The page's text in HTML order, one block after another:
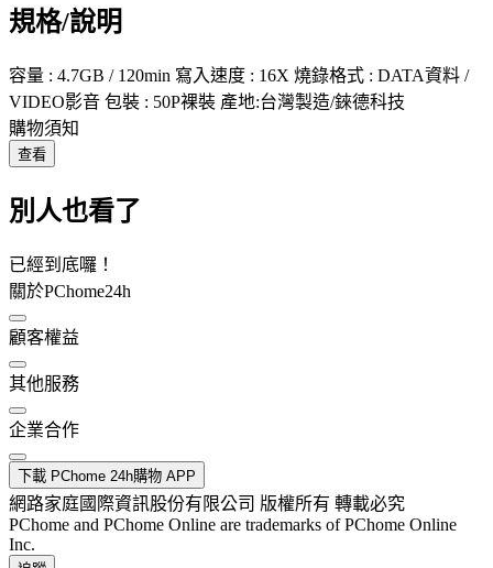
規格/說明
容量 : 4.7GB / 120min 寫入速度 : 16X 燒錄格式 : DATA資料 /
VIDEO影音 包裝 : 50P裸裝 產地:台灣製造/錸德科技
購物須知
查看
別人也看了
已經到底囉！
關於PChome24h
顧客權益
其他服務
企業合作
下載 PChome 24h購物 APP
網路家庭國際資訊股份有限公司 版權所有 轉載必究
PChome and PChome Online are trademarks of PChome Online
Inc.